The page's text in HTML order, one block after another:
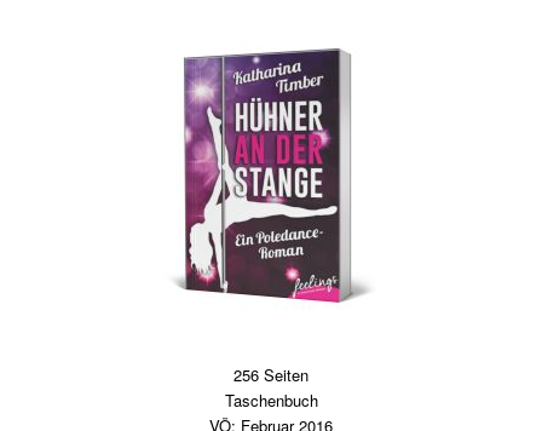
256 Seiten
Taschenbuch
VÖ: Februar 2016